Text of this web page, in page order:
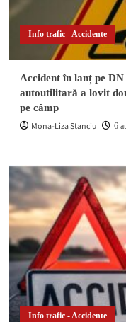
Info trafic - Accidente
Accident în lanț pe
autoutilitară a lovit
pe câmp
Mona-Liza Stanciu 6
Info trafic - Accidente